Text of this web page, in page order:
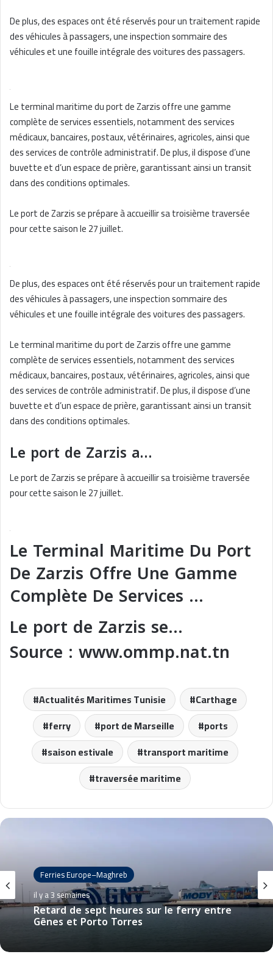
De plus, des espaces ont été réservés pour un traitement rapide
des véhicules à passagers, une inspection sommaire des
véhicules et une fouille intégrale des voitures des passagers.
Le terminal maritime du port de Zarzis offre une gamme
complète de services essentiels, notamment des services
médicaux, bancaires, postaux, vétérinaires, agricoles, ainsi que
des services de contrôle administratif. De plus, il dispose d’une
buvette et d’un espace de prière, garantissant ainsi un transit
dans des conditions optimales.
Le port de Zarzis se prépare à accueillir sa troisième traversée
pour cette saison le 27 juillet.
De plus, des espaces ont été réservés pour un traitement rapide
des véhicules à passagers, une inspection sommaire des
véhicules et une fouille intégrale des voitures des passagers.
Le terminal maritime du port de Zarzis offre une gamme
complète de services essentiels, notamment des services
médicaux, bancaires, postaux, vétérinaires, agricoles, ainsi que
des services de contrôle administratif. De plus, il dispose d’une
buvette et d’un espace de prière, garantissant ainsi un transit
dans des conditions optimales.
Le port de Zarzis a…
Le port de Zarzis se prépare à accueillir sa troisième traversée
pour cette saison le 27 juillet.
Le Terminal Maritime Du Port
De Zarzis Offre Une Gamme
Complète De Services …
Le port de Zarzis se…
Source : www.ommp.nat.tn
Actualités Maritimes Tunisie
Carthage
ferry
port de Marseille
ports
saison estivale
transport maritime
traversée maritime
Ferries Europe–Maghreb
il y a 3 semaines
Retard de sept heures sur le ferry entre
Gênes et Porto Torres